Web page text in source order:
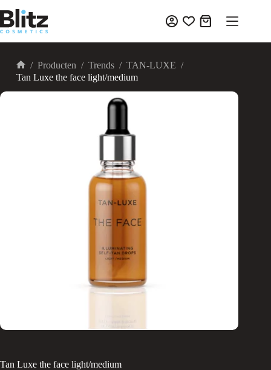
naar
de
Winkelwagen
Home
/ Producten / Trends / TAN-LUXE /
Tan Luxe the face light/medium
Tan Luxe the face light/medium